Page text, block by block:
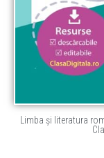
Limba și literatura